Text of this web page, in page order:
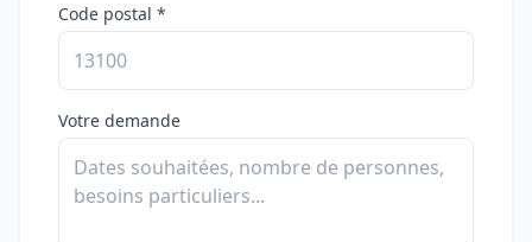
Code postal *
Votre demande